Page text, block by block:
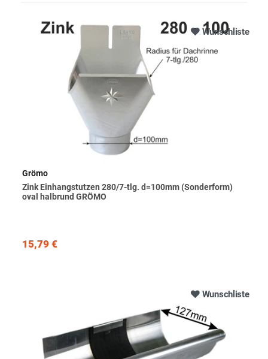
Wunschliste
Grömo
Zink Einhangstutzen 280/7-tlg. d=100mm (Sonderform)
oval halbrund GRÖMO
15,79 €
Wunschliste